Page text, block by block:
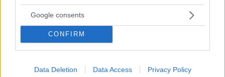
Google consents
CONFIRM
Data Deletion Data Access Privacy Policy
Το μέλλον της τεχνολογίας
Η Smart φοιτητική κατοικία στην καρδιά της Αθήνας
03.08.2026, 10:56
26.07.2026, 09:54